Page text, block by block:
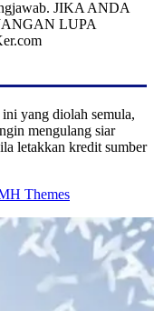
JIKA ANDA
LUPA
yang diolah semula,
mengulang siar
letakkan kredit sumber
Themes